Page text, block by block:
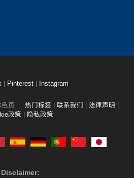
Pinterest Instagram
页 热门标签 联系我们 法律声明
政策
隐私政策
Disclaimer: